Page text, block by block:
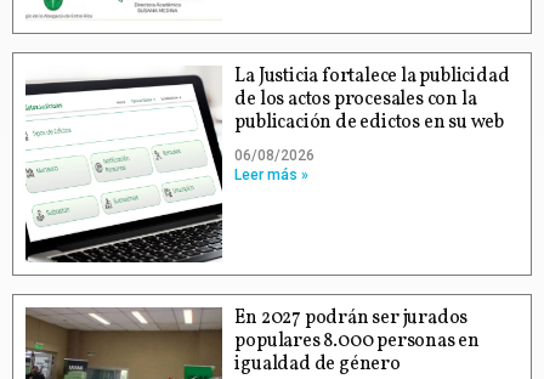
La Justicia fortalece la publicidad
de los actos procesales con la
publicación de edictos en su web
06/08/2026
Leer más »
En 2027 podrán ser jurados
populares 8.000 personas en
igualdad de género